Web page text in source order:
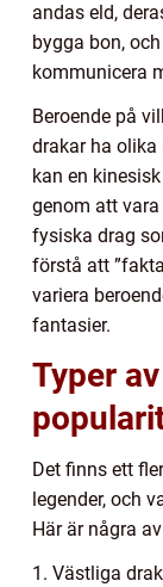
andas eld,
bygga bon,
kommunicera
Beroende på
drakar ha olika
kan en
genom att
fysiska drag
förstå att
variera
fantasier.
Typer
Det finns ett
legender, och
Här är några
1. Västliga